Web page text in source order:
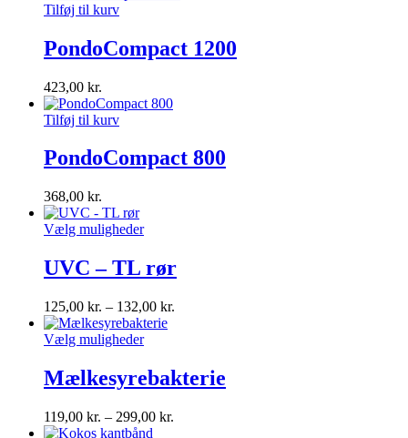
Tilføj til kurv
PondoCompact 1200
423,00 kr.
Tilføj til kurv
PondoCompact 800
368,00 kr.
Vælg muligheder
UVC – TL rør
125,00 kr. – 132,00 kr.
Vælg muligheder
Mælkesyrebakterie
119,00 kr. – 299,00 kr.